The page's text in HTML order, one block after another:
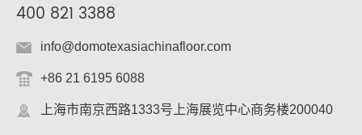
400 821 3388
info@domotexasiachinafloor.com
+86 21 6195 6088
上海市南京西路1333号上海展览中心商务楼200040